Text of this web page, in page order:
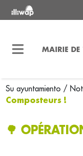
MAIRIE
Su ayuntamiento /
Composteurs !
🌳